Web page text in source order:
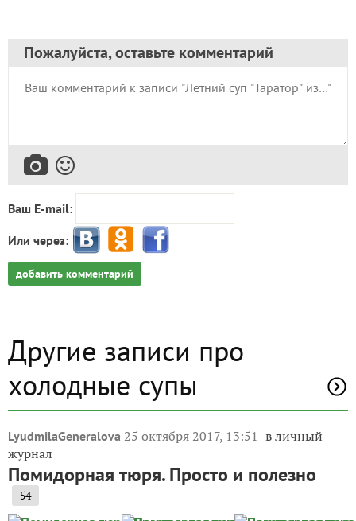
Пожалуйста, оставьте комментарий
Ваш E-mail:
Или через:
добавить комментарий
Другие записи про
холодные супы
LyudmilaGeneralova 25 октября 2017, 13:51 в личный
журнал
Помидорная тюря. Просто и полезно
54